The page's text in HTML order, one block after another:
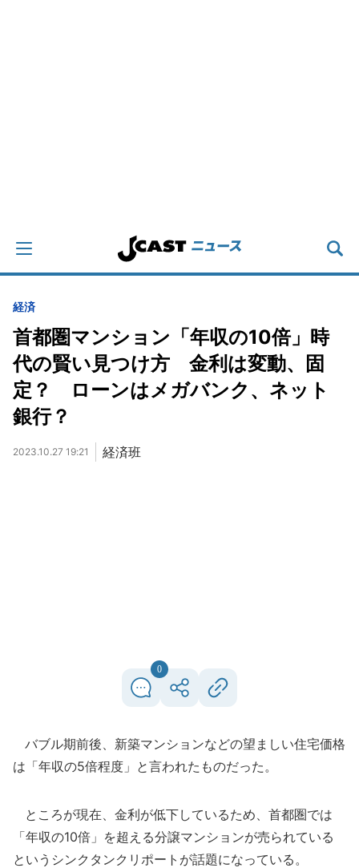
経済
首都圏マンション「年収の10倍」時
代の賢い見つけ方 金利は変動、固
定？ ローンはメガバンク、ネット
銀行？
2023.10.27 19:21 経済班
0
バブル期前後、新築マンションなどの望ましい住宅価格
は「年収の5倍程度」と言われたものだった。
ところが現在、金利が低下しているため、首都圏では
「年収の10倍」を超える分譲マンションが売られている
というシンクタンクリポートが話題になっている。